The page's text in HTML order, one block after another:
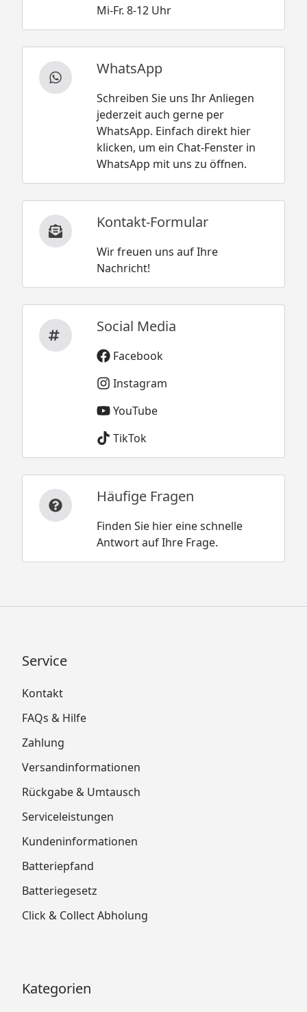
Mi-Fr. 8-12 Uhr
WhatsApp
Schreiben Sie uns Ihr Anliegen
jederzeit auch gerne per
WhatsApp. Einfach direkt hier
klicken, um ein Chat-Fenster in
WhatsApp mit uns zu öffnen.
Kontakt-Formular
Wir freuen uns auf Ihre
Nachricht!
Social Media
Facebook
Instagram
YouTube
TikTok
Häufige Fragen
Finden Sie hier eine schnelle
Antwort auf Ihre Frage.
Service
Kontakt
FAQs & Hilfe
Zahlung
Versandinformationen
Rückgabe & Umtausch
Serviceleistungen
Kundeninformationen
Batteriepfand
Batteriegesetz
Click & Collect Abholung
Kategorien